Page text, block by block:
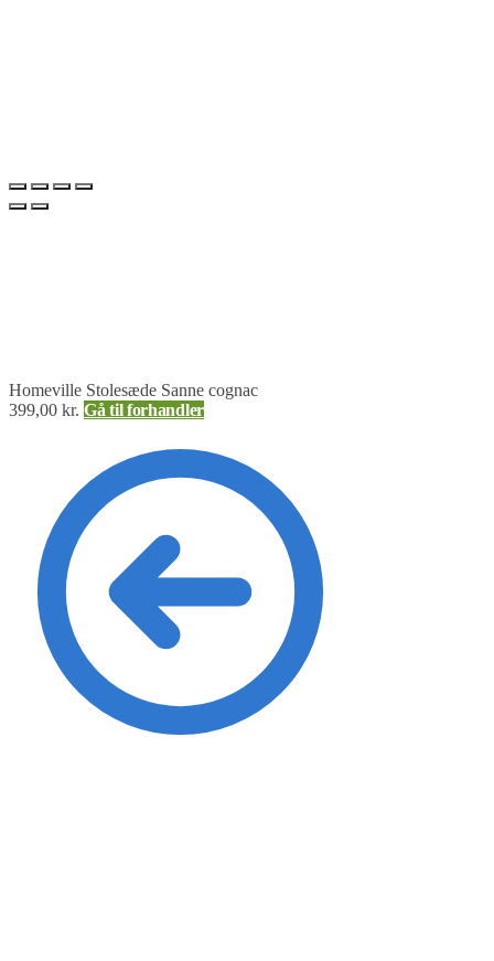
Homeville Stolesæde Sanne cognac
399,00 kr. Gå til forhandler